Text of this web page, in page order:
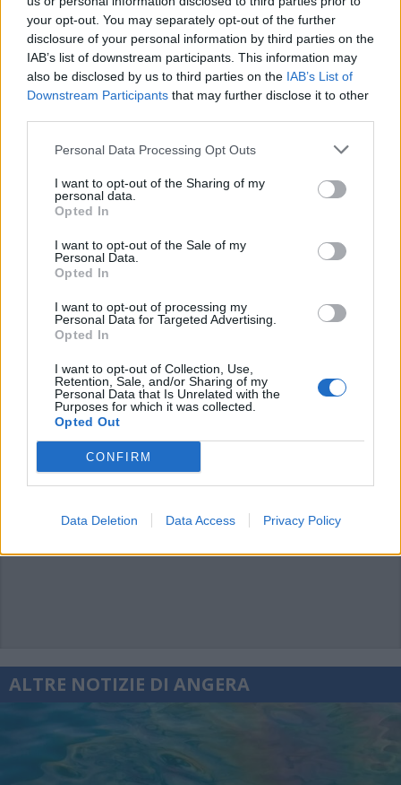
your opt-out. You may separately opt-out of the further
disclosure of your personal information by third parties on the
IAB’s list of downstream participants. This information may
also be disclosed by us to third parties on the IAB’s List of
Downstream Participants that may further disclose it to other
Personal Data Processing Opt Outs
I want to opt-out of the Sharing of my
personal data.
Opted In
I want to opt-out of the Sale of my
Personal Data.
Opted In
I want to opt-out of processing my
Personal Data for Targeted Advertising.
Opted In
I want to opt-out of Collection, Use,
Retention, Sale, and/or Sharing of my
Personal Data that Is Unrelated with the
Purposes for which it was collected.
Opted Out
CONFIRM
Data Deletion Data Access Privacy Policy
LEGGI GLI ALTRI ARTICOLI DI
LOMBARDIA
ALTRE NOTIZIE DI ANGERA